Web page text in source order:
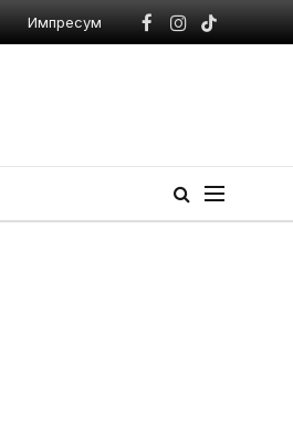
Импресум
Facebook
Instagram
TikTok